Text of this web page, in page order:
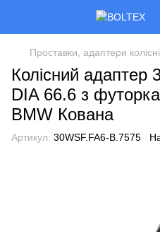
Проставки, адаптери колісні
Колісний
DIA 66.6 з
BMW Кована
Артикул: 30WSF.FA6-B.7575